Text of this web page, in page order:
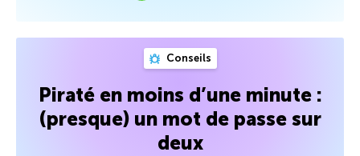
Conseils
Piraté en moins d’une minute :
(presque) un mot de passe sur
deux